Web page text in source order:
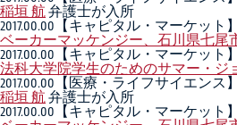
稲垣 航弁護士が入所
2017.00.00 【キャピタル・マーケット】
ベーカーマッケンジー、石川県七
2017.00.00 【キャピタル・マーケット】
法科大学院学生のためのサマー・ジ
2017.00.00 【医療・ライフサイエンス】
稲垣 航弁護士が入所
2017.00.00 【キャピタル・マーケット】